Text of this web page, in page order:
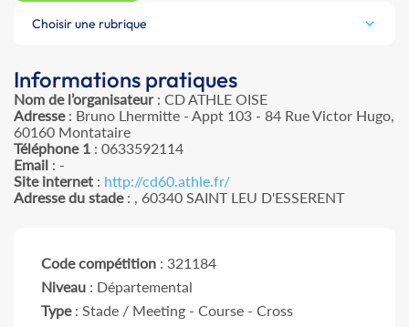
Choisir une rubrique
Informations pratiques
Nom de l’organisateur: CD ATHLE OISE
Adresse: Bruno Lhermitte - Appt 103 - 84 Rue Victor Hugo,
60160 Montataire
Téléphone 1 : 0633592114
Email : -
Site internet : http://cd60.athle.fr/
Adresse du stade: , 60340 SAINT LEU D'ESSERENT
Code compétition : 321184
Niveau : Départemental
Type: Stade / Meeting - Course - Cross